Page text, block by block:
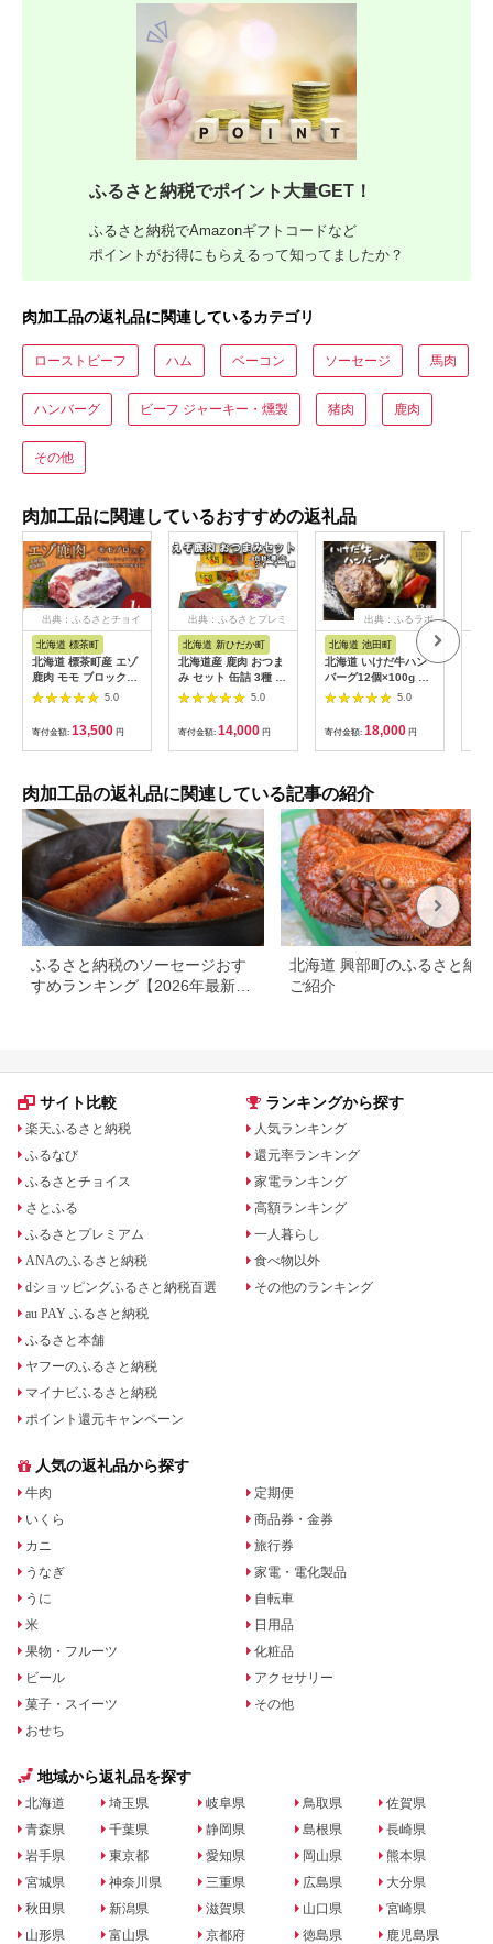
ふるさと納税でポイント大量GET！
ふるさと納税でAmazonギフトコードなど
ポイントがお得にもらえるって知ってましたか？
肉加工品の返礼品に関連しているカテゴリ
ローストビーフ ハム ベーコン ソーセージ 馬肉
ハンバーグ ビーフ ジャーキー・燻製 猪肉 鹿肉
その他
肉加工品に関連しているおすすめの返礼品
出典：ふるさとチョイ
北海道 標茶町
北海道 標茶町産 エゾ
鹿肉 モモ ブロック
1kg【 肉 にく 鹿肉 ジ
ビエ BBQ バーベキュ
ー グルメ ヘルシー 高
タンパク 標茶町 北海
道 】
5.0
寄付金額: 13,500 円
出典：ふるさとプレミ
アム
北海道 新ひだか町
北海道産 鹿肉 おつま
み セット 缶詰 3種 計
6缶 ＆ ジャーキー 1
5.0
寄付金額: 14,000 円
出典：ふるラボ
北海道 池田町
北海道 いけだ牛ハン
バーグ12個×100g 計
1200g 冷凍 小分け 池
田牛 テレビで紹介 ブ
ランド牛 牛肉 お肉 北
海道牛 国産 ハンバー
グ 牛肉100％
5.0
寄付金額: 18,000 円
肉加工品の返礼品に関連している記事の紹介
ふるさと納税のソーセージおす
すめランキング【2026年最新
北海道 興部町のふるさと納
ご紹介
サイト比較
楽天ふるさと納税
ふるなび
ふるさとチョイス
さとふる
ふるさとプレミアム
ANAのふるさと納税
dショッピングふるさと納税百選
au PAY ふるさと納税
ふるさと本舗
ヤフーのふるさと納税
マイナビふるさと納税
ポイント還元キャンペーン
ランキングから探す
人気ランキング
還元率ランキング
家電ランキング
高額ランキング
一人暮らし
食べ物以外
その他のランキング
人気の返礼品から探す
牛肉
いくら
カニ
うなぎ
うに
米
果物・フルーツ
ビール
菓子・スイーツ
おせち
定期便
商品券・金券
旅行券
家電・電化製品
自転車
日用品
化粧品
アクセサリー
その他
地域から返礼品を探す
北海道
青森県
岩手県
宮城県
秋田県
山形県
埼玉県
千葉県
東京都
神奈川県
新潟県
富山県
岐阜県
静岡県
愛知県
三重県
滋賀県
京都府
鳥取県
島根県
岡山県
広島県
山口県
徳島県
佐賀県
長崎県
熊本県
大分県
宮崎県
鹿児島県